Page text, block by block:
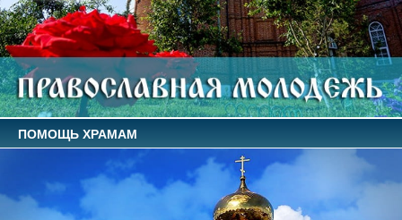
ПОМОЩЬ ХРАМАМ